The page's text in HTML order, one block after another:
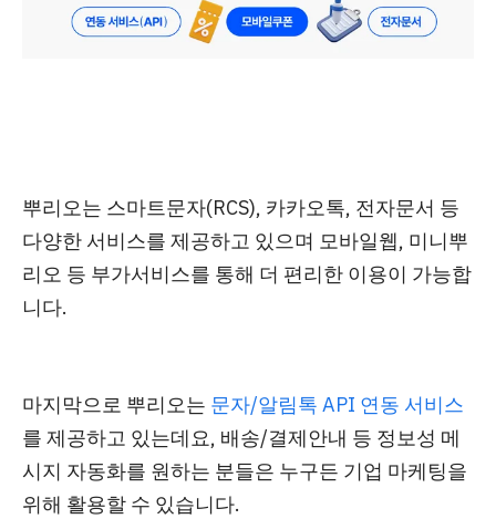
뿌리오는 스마트문자(RCS), 카카오톡, 전자문서 등
다양한 서비스를 제공하고 있으며 모바일웹, 미니뿌
리오 등 부가서비스를 통해 더 편리한 이용이 가능합
니다.
마지막으로 뿌리오는 문자/알림톡 API 연동 서비스
를 제공하고 있는데요, 배송/결제안내 등 정보성 메
시지 자동화를 원하는 분들은 누구든 기업 마케팅을
위해 활용할 수 있습니다.